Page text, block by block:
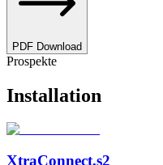
PDF Download
Prospekte
Installation
XtraConnect.s2